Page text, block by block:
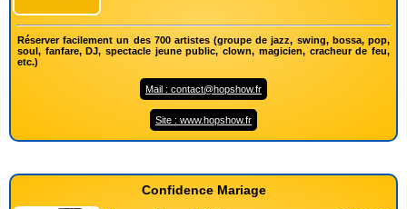
Réserver facilement un des 700 artistes (groupe de jazz, swing, bossa, pop,
soul, fanfare, DJ, spectacle jeune public, clown, magicien, cracheur de feu,
etc.)
Mail : contact@hopshow.fr
Site : www.hopshow.fr
Confidence Mariage